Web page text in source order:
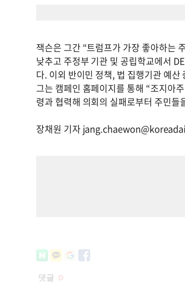
잭슨은 그간 “트럼프가 가장 좋아하는
낮추고 주정부 기관 및 공립학교에서
다. 이외 반이민 정책, 법 집행기관 예
그는 캠페인 홈페이지를 통해 “조지아
령과 협력해 의회의 실패로부터 주민들
장채원 기자